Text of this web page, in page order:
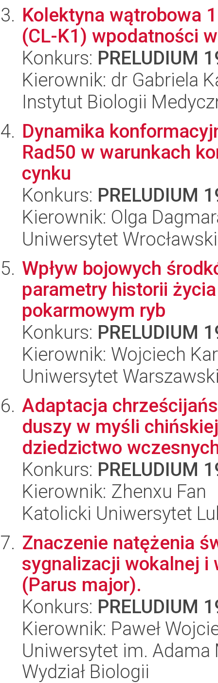
Kolektyna wątrobowa
(CL-K1) wpodatności
Konkurs: PRELUDIUM
Kierownik: dr Gabriela
Instytut Biologii
Dynamika
Rad50 w warunkach
cynku
Konkurs: PRELUDIUM
Kierownik: Olga
Uniwersytet
Wpływ bojowych
parametry historii
pokarmowym ryb
Konkurs: PRELUDIUM
Kierownik: Wojciech
Uniwersytet
Adaptacja
duszy w myśli
dziedzictwo
Konkurs: PRELUDIUM
Kierownik: Zhenxu Fan
Katolicki Uniwersytet
Znaczenie natężenia
sygnalizacji wokalnej i
(Parus major).
Konkurs: PRELUDIUM
Kierownik: Paweł
Uniwersytet im.
Wydział Biologii